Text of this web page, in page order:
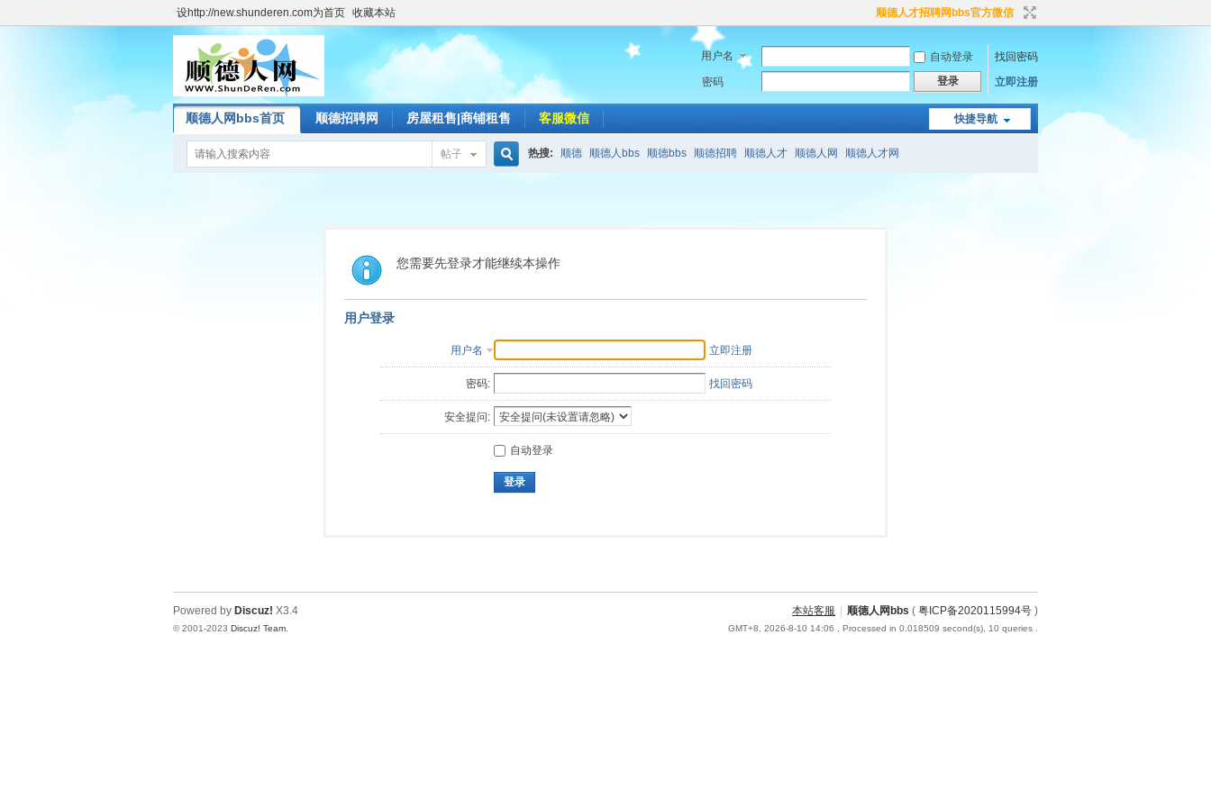
设http://new.shunderen.com为首页 收藏本站 顺德人才招聘网bbs官方微信
用户名 自动登录
找回密码
密码
登录 立即注册
快捷导航
顺德人网bbs首页 顺德招聘网 房屋租售|商铺租售 客服微信
帖子
索
热搜: 顺德 顺德人bbs 顺德bbs 顺德招聘 顺德人才 顺德人网 顺德人才网
您需要先登录才能继续本操作
用户登录
用户名 立即注册
密码: 找回密码
安全提问:
自动登录
登录
本站客服 顺德人网bbs ( 粤ICP备2020115994号 )
GMT+8, 2026-8-10 14:06 , Processed in 0.018509 second(s), 10 queries .
Powered by Discuz! X3.4
© 2001-2023 Discuz! Team